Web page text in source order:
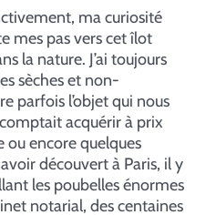
ma curiosité
mes pas vers cet îlot
la nature. J’ai toujours
sèches et non-
parfois l’objet qui nous
acquérir à prix
ou encore quelques
découvert à Paris, il y
les poubelles énormes
notarial, des centaines